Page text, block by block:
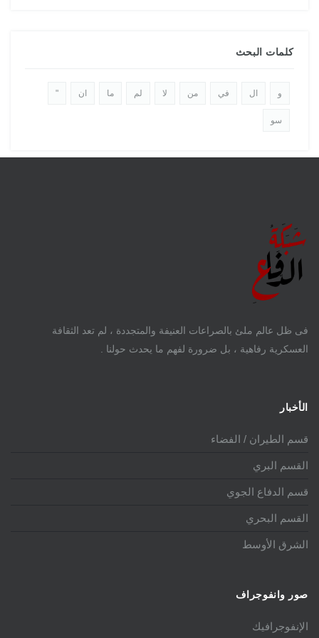
كلمات البحث
و ال في من لا لم ما ان "
سو
فى ظل عالم ملئ بالصراعات العنيفة والمتجددة ، لم تعد الثقافة
العسكرية رفاهية ، بل ضرورة لفهم ما يحدث حولنا .
الأخبار
قسم الطيران / الفضاء
القسم البري
قسم الدفاع الجوي
القسم البحري
الشرق الأوسط
صور وانفوجراف
الإنفوجرافيك